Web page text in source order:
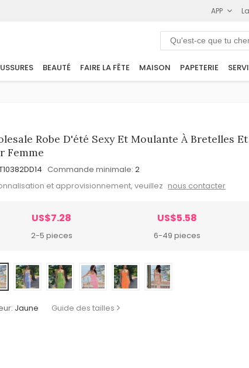
APP
BEAUTÉ FAIRE LA FÊTE MAISON PAPETERIE
Robe D'été Sexy Et Moulante À Bretelles
Femme
Commande minimale: 2
et approvisionnement, veuillez nous contacter
US$7.28
2-5 pieces
US$5.58
6-49 pieces
Jaune Guide des tailles